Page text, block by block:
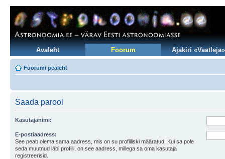
Avaleht Foorum Ajakiri «Vaatleja»
Foorumi pealeht
Saada parool
Kasutajanimi:
E-postiaadress:
See peab olema sama aadress, mis on su profiiliski määratud. Kui sa pole
seda muutnud läbi profiili, on see aadress, millega sa oma kasutaja
registreerisid.